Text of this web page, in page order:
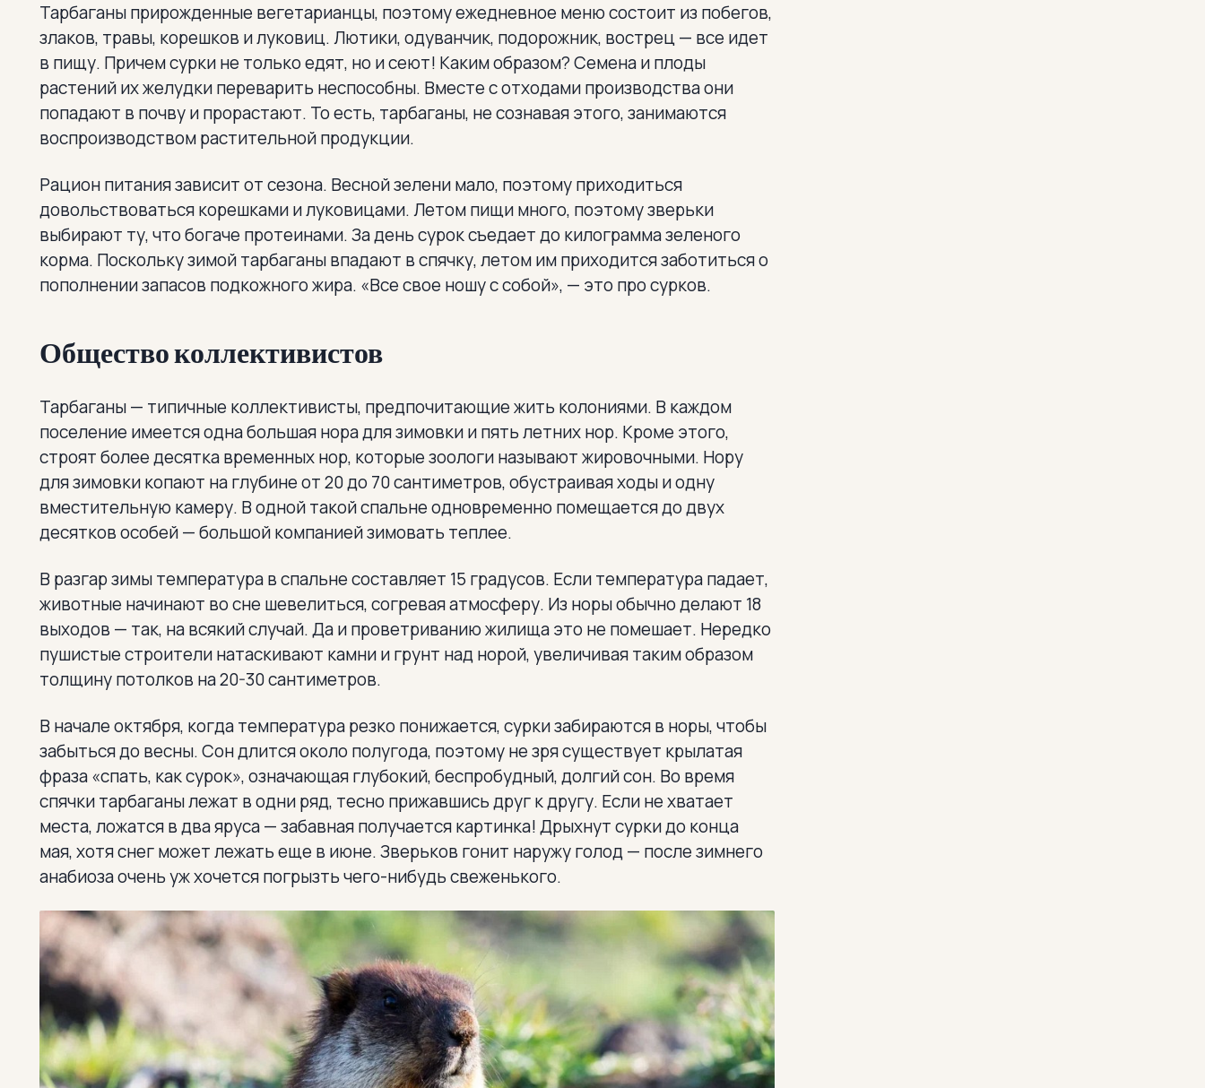
Тарбаганы прирожденные вегетарианцы, поэтому ежедневное меню состоит из побегов,
злаков, травы, корешков и луковиц. Лютики, одуванчик, подорожник, вострец — все идет
в пищу. Причем сурки не только едят, но и сеют! Каким образом? Семена и плоды
растений их желудки переварить неспособны. Вместе с отходами производства они
попадают в почву и прорастают. То есть, тарбаганы, не сознавая этого, занимаются
воспроизводством растительной продукции.
Рацион питания зависит от сезона. Весной зелени мало, поэтому приходиться
довольствоваться корешками и луковицами. Летом пищи много, поэтому зверьки
выбирают ту, что богаче протеинами. За день сурок съедает до килограмма зеленого
корма. Поскольку зимой тарбаганы впадают в спячку, летом им приходится заботиться о
пополнении запасов подкожного жира. «Все свое ношу с собой», — это про сурков.
Общество коллективистов
Тарбаганы — типичные коллективисты, предпочитающие жить колониями. В каждом
поселение имеется одна большая нора для зимовки и пять летних нор. Кроме этого,
строят более десятка временных нор, которые зоологи называют жировочными. Нору
для зимовки копают на глубине от 20 до 70 сантиметров, обустраивая ходы и одну
вместительную камеру. В одной такой спальне одновременно помещается до двух
десятков особей — большой компанией зимовать теплее.
В разгар зимы температура в спальне составляет 15 градусов. Если температура падает,
животные начинают во сне шевелиться, согревая атмосферу. Из норы обычно делают 18
выходов — так, на всякий случай. Да и проветриванию жилища это не помешает. Нередко
пушистые строители натаскивают камни и грунт над норой, увеличивая таким образом
толщину потолков на 20-30 сантиметров.
В начале октября, когда температура резко понижается, сурки забираются в норы, чтобы
забыться до весны. Сон длится около полугода, поэтому не зря существует крылатая
фраза «спать, как сурок», означающая глубокий, беспробудный, долгий сон. Во время
спячки тарбаганы лежат в одни ряд, тесно прижавшись друг к другу. Если не хватает
места, ложатся в два яруса — забавная получается картинка! Дрыхнут сурки до конца
мая, хотя снег может лежать еще в июне. Зверьков гонит наружу голод — после зимнего
анабиоза очень уж хочется погрызть чего-нибудь свеженького.